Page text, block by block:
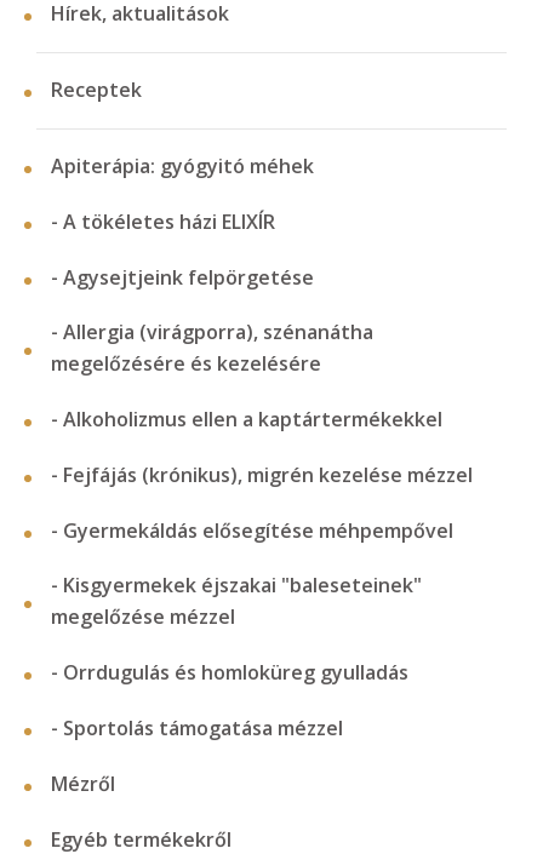
Hírek, aktualitások
Receptek
Apiterápia: gyógyitó méhek
- A tökéletes házi ELIXÍR
- Agysejtjeink felpörgetése
- Allergia (virágporra), szénanátha
megelőzésére és kezelésére
- Alkoholizmus ellen a kaptártermékekkel
- Fejfájás (krónikus), migrén kezelése mézzel
- Gyermekáldás elősegítése méhpempővel
- Kisgyermekek éjszakai "baleseteinek"
megelőzése mézzel
- Orrdugulás és homloküreg gyulladás
- Sportolás támogatása mézzel
Mézről
Egyéb termékekről